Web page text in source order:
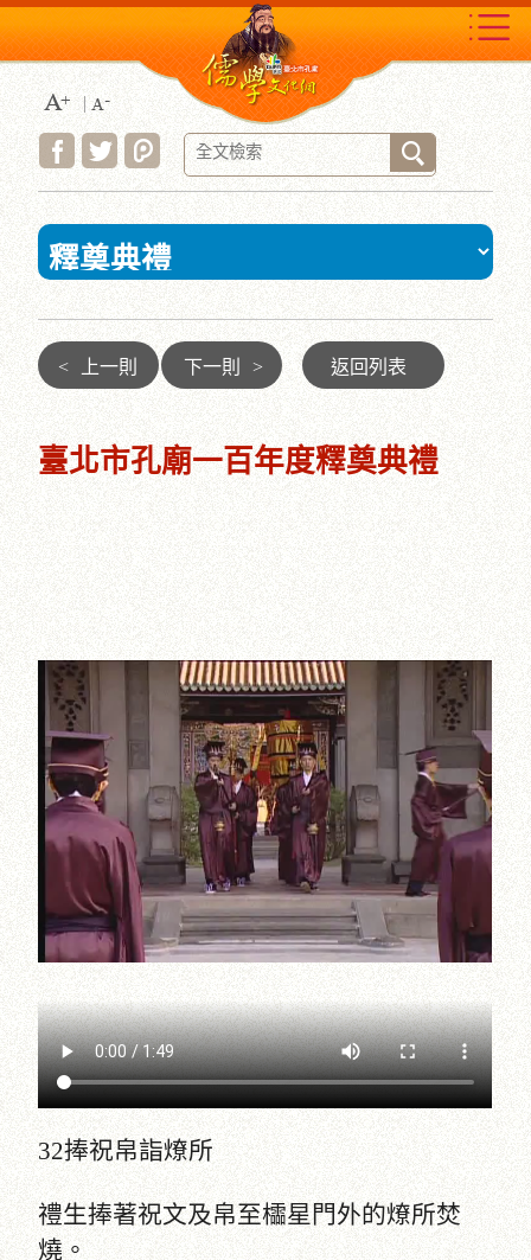
到
主
要
內
容
區
塊
:::
< 上一則 下一則 > 返回列表
臺北市孔廟一百年度釋奠典禮
32捧祝帛詣燎所
禮生捧著祝文及帛至櫺星門外的燎所焚
燒。